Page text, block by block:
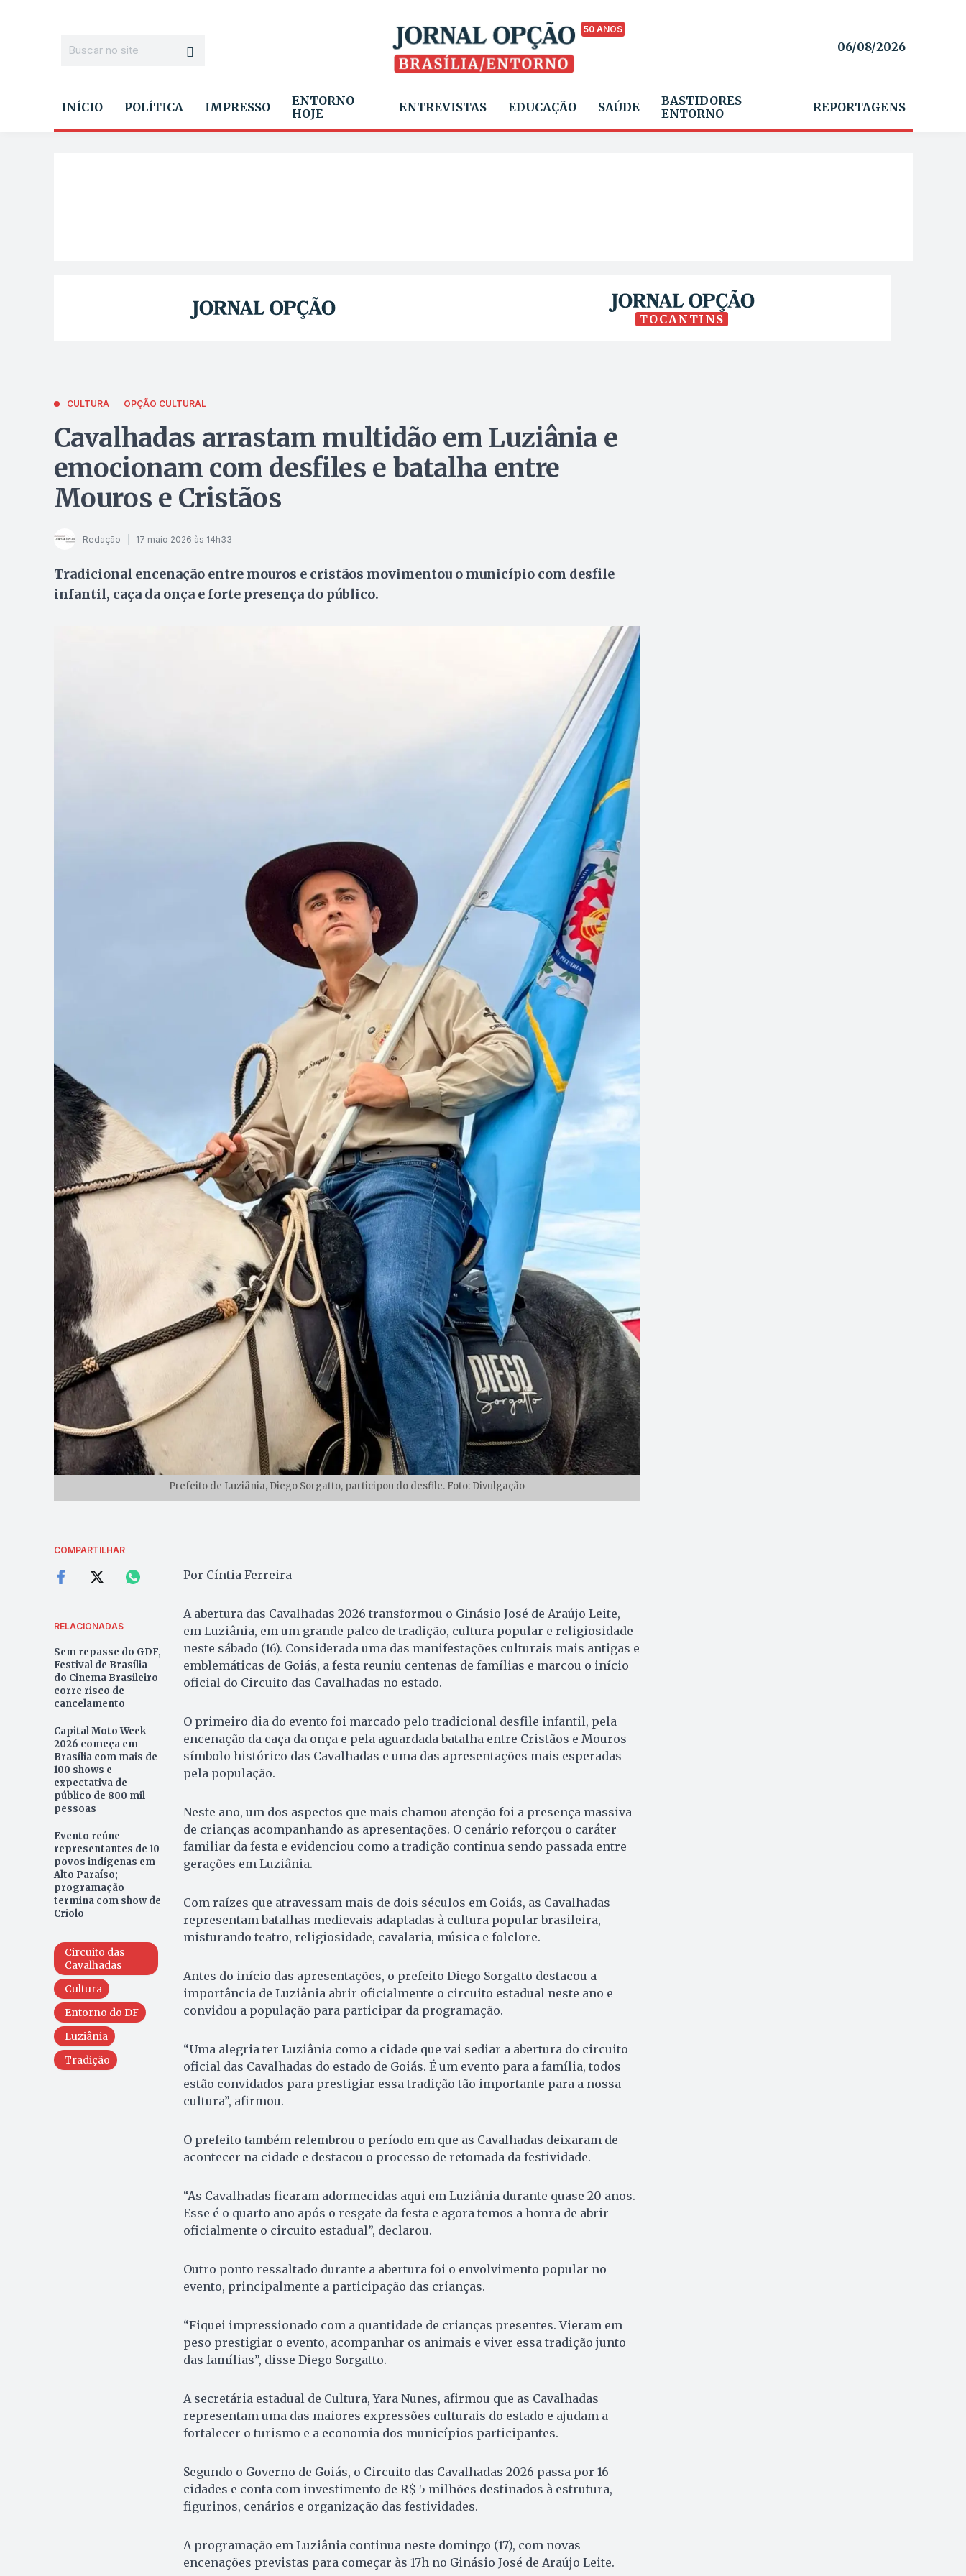
50 ANOS
06/08/2026
INÍCIO POLÍTICA IMPRESSO
ENTORNO
HOJE
ENTREVISTAS EDUCAÇÃO SAÚDE
BASTIDORES
ENTORNO
REPORTAGENS
TOCANTINS
CULTURA OPÇÃO CULTURAL
Cavalhadas arrastam multidão em Luziânia e
emocionam com desfiles e batalha entre
Mouros e Cristãos
Redação 17 maio 2026 às 14h33
Tradicional encenação entre mouros e cristãos movimentou o município com desfile
infantil, caça da onça e forte presença do público.
Prefeito de Luziânia, Diego Sorgatto, participou do desfile. Foto: Divulgação
COMPARTILHAR
RELACIONADAS
Sem repasse do GDF,
Festival de Brasília
do Cinema Brasileiro
corre risco de
cancelamento
Capital Moto Week
2026 começa em
Brasília com mais de
100 shows e
expectativa de
público de 800 mil
pessoas
Evento reúne
representantes de 10
povos indígenas em
Alto Paraíso;
programação
termina com show de
Criolo
Circuito das
Cavalhadas
Cultura
Entorno do DF
Luziânia
Tradição
Por Cíntia Ferreira
A abertura das Cavalhadas 2026 transformou o Ginásio José de Araújo Leite,
em Luziânia, em um grande palco de tradição, cultura popular e religiosidade
neste sábado (16). Considerada uma das manifestações culturais mais antigas e
emblemáticas de Goiás, a festa reuniu centenas de famílias e marcou o início
oficial do Circuito das Cavalhadas no estado.
O primeiro dia do evento foi marcado pelo tradicional desfile infantil, pela
encenação da caça da onça e pela aguardada batalha entre Cristãos e Mouros
símbolo histórico das Cavalhadas e uma das apresentações mais esperadas
pela população.
Neste ano, um dos aspectos que mais chamou atenção foi a presença massiva
de crianças acompanhando as apresentações. O cenário reforçou o caráter
familiar da festa e evidenciou como a tradição continua sendo passada entre
gerações em Luziânia.
Com raízes que atravessam mais de dois séculos em Goiás, as Cavalhadas
representam batalhas medievais adaptadas à cultura popular brasileira,
misturando teatro, religiosidade, cavalaria, música e folclore.
Antes do início das apresentações, o prefeito Diego Sorgatto destacou a
importância de Luziânia abrir oficialmente o circuito estadual neste ano e
convidou a população para participar da programação.
“Uma alegria ter Luziânia como a cidade que vai sediar a abertura do circuito
oficial das Cavalhadas do estado de Goiás. É um evento para a família, todos
estão convidados para prestigiar essa tradição tão importante para a nossa
cultura”, afirmou.
O prefeito também relembrou o período em que as Cavalhadas deixaram de
acontecer na cidade e destacou o processo de retomada da festividade.
“As Cavalhadas ficaram adormecidas aqui em Luziânia durante quase 20 anos.
Esse é o quarto ano após o resgate da festa e agora temos a honra de abrir
oficialmente o circuito estadual”, declarou.
Outro ponto ressaltado durante a abertura foi o envolvimento popular no
evento, principalmente a participação das crianças.
“Fiquei impressionado com a quantidade de crianças presentes. Vieram em
peso prestigiar o evento, acompanhar os animais e viver essa tradição junto
das famílias”, disse Diego Sorgatto.
A secretária estadual de Cultura, Yara Nunes, afirmou que as Cavalhadas
representam uma das maiores expressões culturais do estado e ajudam a
fortalecer o turismo e a economia dos municípios participantes.
Segundo o Governo de Goiás, o Circuito das Cavalhadas 2026 passa por 16
cidades e conta com investimento de R$ 5 milhões destinados à estrutura,
figurinos, cenários e organização das festividades.
A programação em Luziânia continua neste domingo (17), com novas
encenações previstas para começar às 17h no Ginásio José de Araújo Leite.